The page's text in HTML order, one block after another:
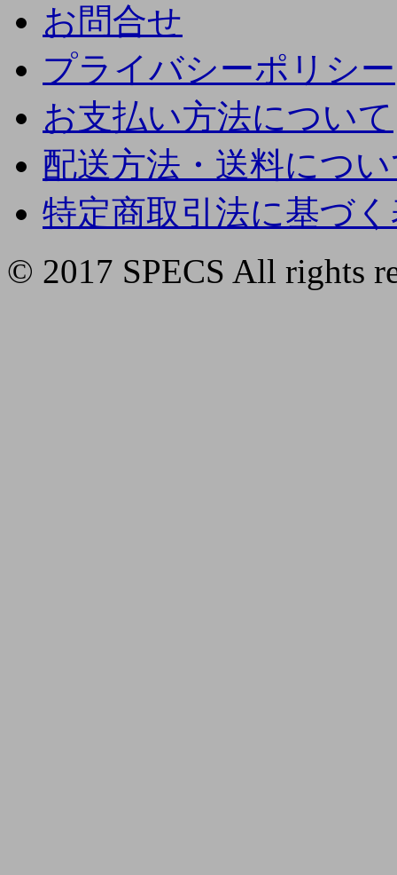
お問合せ
プライバシーポリシー
お支払い方法について
配送方法・送料につ
特定商取引法に基づ
© 2017 SPECS All rights